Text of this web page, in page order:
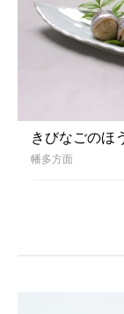
きびなごのほ
幡多方面